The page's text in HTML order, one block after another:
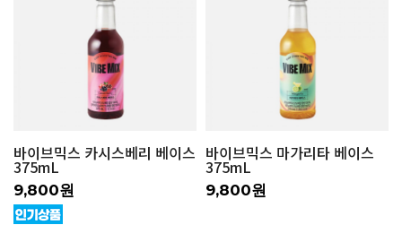
바이브믹스 카시스베리 베이스
375mL
9,800원
바이브믹스 마가리타 베이스
375mL
9,800원